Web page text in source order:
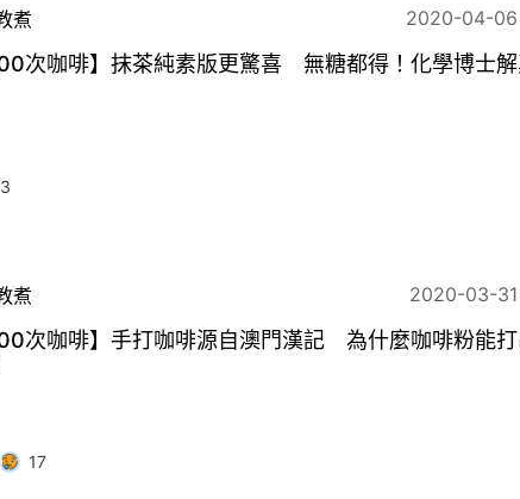
煮 2020-04-06
次咖啡】抹茶純素版更驚喜 無糖都得！化學博士解
煮 2020-03-31
次咖啡】手打咖啡源自澳門漢記 為什麼咖啡粉能
17